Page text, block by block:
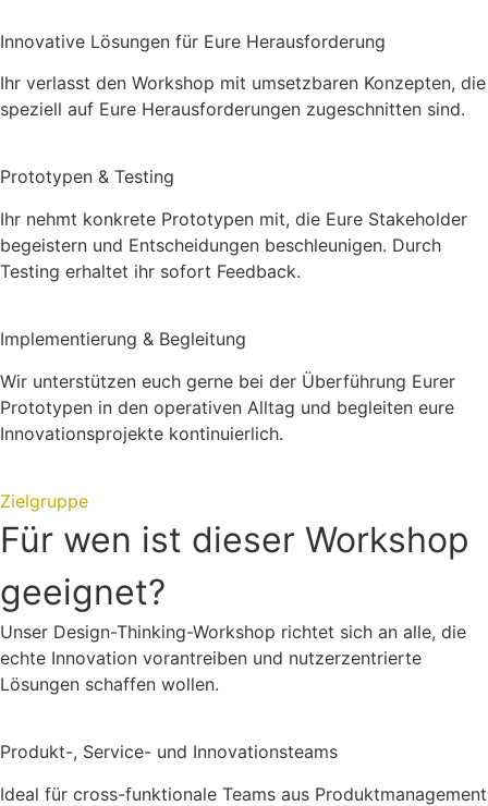
Innovative Lösungen für Eure Herausforderung
Ihr verlasst den Workshop mit umsetzbaren Konzepten, die
speziell auf Eure Herausforderungen zugeschnitten sind.
Prototypen & Testing
Ihr nehmt konkrete Prototypen mit, die Eure Stakeholder
begeistern und Entscheidungen beschleunigen. Durch
Testing erhaltet ihr sofort Feedback.
Implementierung & Begleitung
Wir unterstützen euch gerne bei der Überführung Eurer
Prototypen in den operativen Alltag und begleiten eure
Innovationsprojekte kontinuierlich.
Zielgruppe
Für wen ist dieser Workshop
geeignet?
Unser Design-Thinking-Workshop richtet sich an alle, die
echte Innovation vorantreiben und nutzerzentrierte
Lösungen schaffen wollen.
Produkt-, Service- und Innovationsteams
Ideal für cross-funktionale Teams aus Produktmanagement